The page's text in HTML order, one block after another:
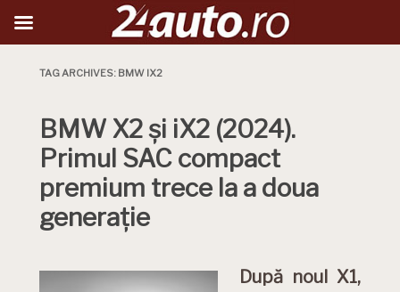
TAG ARCHIVES: BMW IX2
BMW X2 și iX2 (2024).
Primul SAC compact
premium trece la a doua
generație
După noul X1,